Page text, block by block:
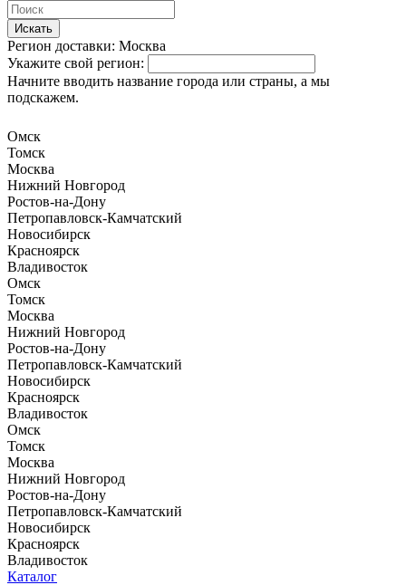
Искать
Регион доставки: Москва
Укажите свой регион:
Начните вводить название города или страны, а мы
подскажем.
Омск
Томск
Москва
Нижний Новгород
Ростов-на-Дону
Петропавловск-Камчатский
Новосибирск
Красноярск
Владивосток
Омск
Томск
Москва
Нижний Новгород
Ростов-на-Дону
Петропавловск-Камчатский
Новосибирск
Красноярск
Владивосток
Омск
Томск
Москва
Нижний Новгород
Ростов-на-Дону
Петропавловск-Камчатский
Новосибирск
Красноярск
Владивосток
Каталог